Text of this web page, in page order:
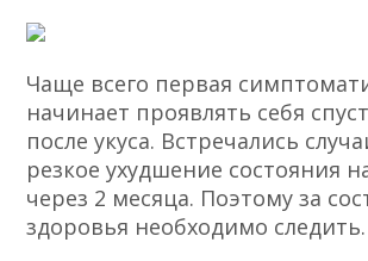
Чаще всего первая
начинает проявлять себя
после укуса. Встречались
резкое ухудшение состояния
через 2 месяца. Поэтому за
здоровья необходимо следить.